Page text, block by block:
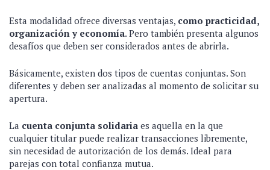
Esta modalidad ofrece diversas ventajas, como practicidad,
organización y economía. Pero también presenta algunos
desafíos que deben ser considerados antes de abrirla.
Básicamente, existen dos tipos de cuentas conjuntas. Son
diferentes y deben ser analizadas al momento de solicitar su
apertura.
La cuenta conjunta solidaria es aquella en la que
cualquier titular puede realizar transacciones libremente,
sin necesidad de autorización de los demás. Ideal para
parejas con total confianza mutua.